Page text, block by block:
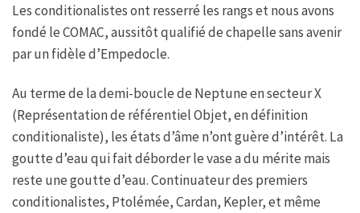
Les conditionalistes ont resserré les rangs et nous avons
fondé le COMAC, aussitôt qualifié de chapelle sans avenir
par un fidèle d’Empedocle.
Au terme de la demi-boucle de Neptune en secteur X
(Représentation de référentiel Objet, en définition
conditionaliste), les états d’âme n’ont guère d’intérêt. La
goutte d’eau qui fait déborder le vase a du mérite mais
reste une goutte d’eau. Continuateur des premiers
conditionalistes, Ptolémée, Cardan, Kepler, et même